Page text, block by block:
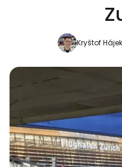
Kryštof Hájek